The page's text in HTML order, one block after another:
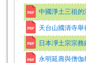
中國淨土三祖的
天台山國清寺
日本凈土宗宗
永明延壽與僧伽